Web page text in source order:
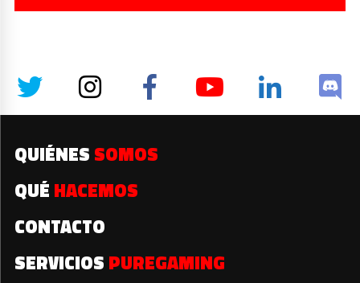
QUIÉNES SOMOS
QUÉ HACEMOS
CONTACTO
SERVICIOS PUREGAMING